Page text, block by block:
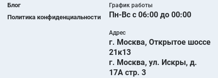
Блог
Политика конфиденциальности
График работы
Пн-Вс с 06:00 до 00:00
Адрес
г. Москва, Открытое шоссе
21к13
г. Москва, ул. Искры, д.
17А стр. 3